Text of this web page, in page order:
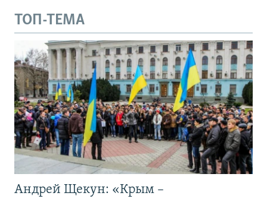
ТОП-ТЕМА
Андрей Щекун: «Крым –